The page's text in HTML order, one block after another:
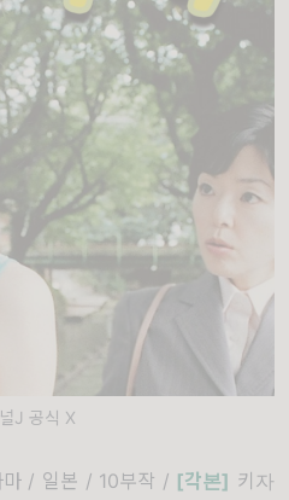
J 공식 X
/ 일본 / 10부작 / [각본] 키자